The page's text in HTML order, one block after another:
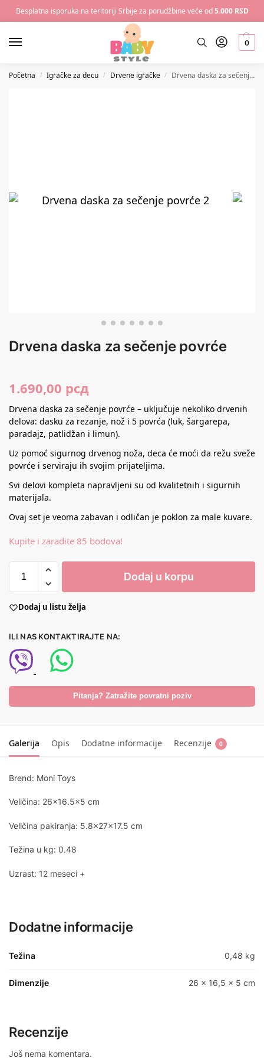
Besplatna isporuka na teritoriji Srbije za porudžbine veće od5.000 RSD
0
Početna / Igračke za decu / Drvene igračke / Drvena daska za sečenje povrće
Drvena daska za sečenje povrće
1.690,00 рсд
Drvena daska za sečenje povrće – uključuje nekoliko drvenih
delova: dasku za rezanje, nož i 5 povrća (luk, šargarepa,
paradajz, patlidžan i limun).
Uz pomoć sigurnog drvenog noža, deca će moći da režu sveže
povrće i serviraju ih svojim prijateljima.
Svi delovi kompleta napravljeni su od kvalitetnih i sigurnih
materijala.
Ovaj set je veoma zabavan i odličan je poklon za male kuvare.
Kupite i zaradite 85 bodova!
Dodaj u korpu
Dodaj u listu želja
ILI NAS KONTAKTIRAJTE NA:
Pitanja? Zatražite povratni poziv
Galerija Opis Dodatne informacije Recenzije 0
Brend: Moni Toys
Veličina: 26×16.5×5 cm
Veličina pakiranja: 5.8x27x17.5 cm
Težina u kg: 0.48
Uzrast: 12 meseci +
Dodatne informacije
Težina 0,48 kg
Dimenzije 26 × 16,5 × 5 cm
Recenzije
Još nema komentara.